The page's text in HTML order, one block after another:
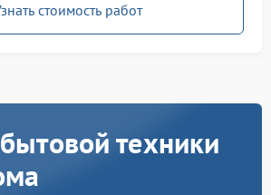
стоимость работ
техники